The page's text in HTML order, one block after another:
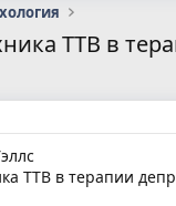
ТТВ в
ТТВ в терапии